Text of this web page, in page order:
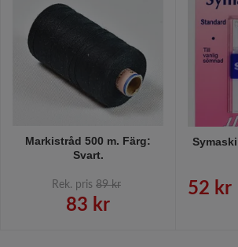
Markistråd 500 m. Färg:
Svart.
Rek. pris 89 kr
83 kr
52 kr